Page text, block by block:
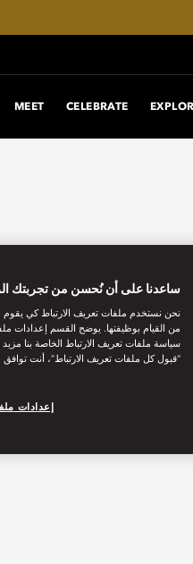
CELEBRATE
MEET
ساعدنا على أن نُحسن من تجربتك
نحن نستخدم ملفات تعريف الارتباط كي يقوم
من القيام بوظيفتها. يوضح القسم إعدادات
سياسة ملفات تعريف الارتباط الخاصة بنا
“قبول كل ملفات تعريف الارتباط”، أنت
إعدادات